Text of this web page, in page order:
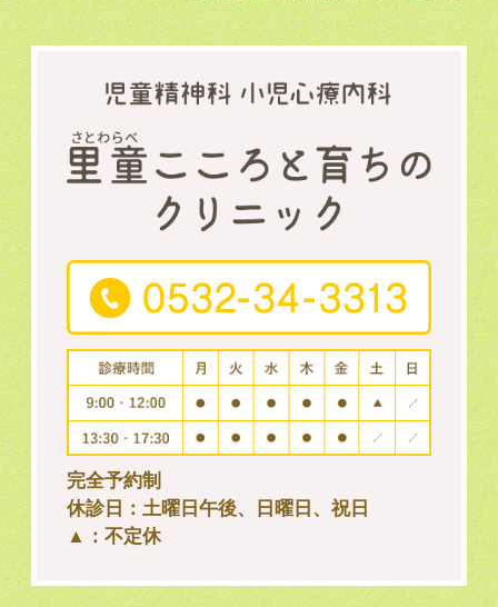
完全予約制
休診日：土曜日午後、日曜日、祝日
▲：不定休